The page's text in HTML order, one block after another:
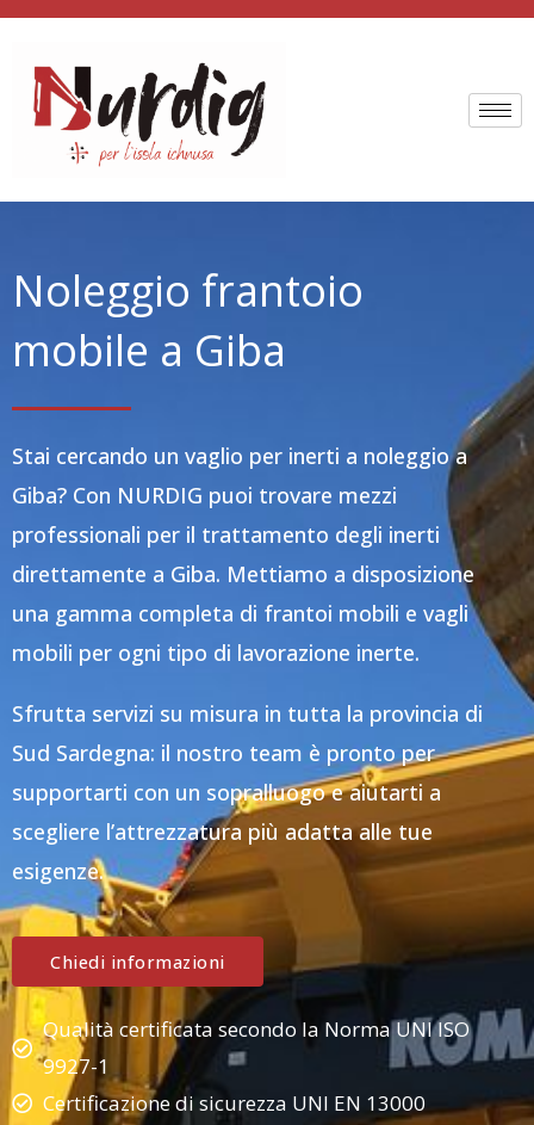
Vai
contenuto
Noleggio frantoio
mobile a Giba
Stai cercando un vaglio per inerti a noleggio a
Giba? Con NURDIG puoi trovare mezzi
professionali per il trattamento degli inerti
direttamente a Giba. Mettiamo a disposizione
una gamma completa di frantoi mobili e vagli
mobili per ogni tipo di lavorazione inerte.
Sfrutta servizi su misura in tutta la provincia di
Sud Sardegna: il nostro team è pronto per
supportarti con un sopralluogo e aiutarti a
scegliere l’attrezzatura più adatta alle tue
esigenze.
Chiedi informazioni
Qualità certificata secondo la Norma UNI ISO
9927-1
Certificazione di sicurezza UNI EN 13000